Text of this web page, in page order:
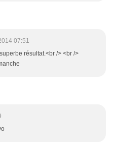
07:51
résultat.<br /> <br />